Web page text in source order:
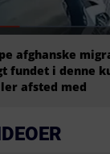
afghanske
fundet i denne
afsted med